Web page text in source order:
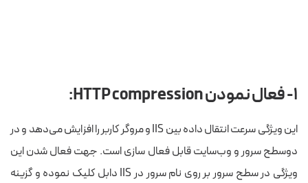
۱- فعال نمودن HTTP compression:
این ویژگی سرعت انتقال داده بین IIS و مروگر کاربر را افزایش می‌دهد و در
دوسطح سرور و وب‌سایت قابل فعال سازی است. جهت فعال شدن این
ویژگی در سطح سرور بر روی نام سرور در IIS دابل کلیک نموده و گزینه